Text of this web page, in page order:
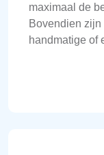
maximaal de
Bovendien
handmatige of